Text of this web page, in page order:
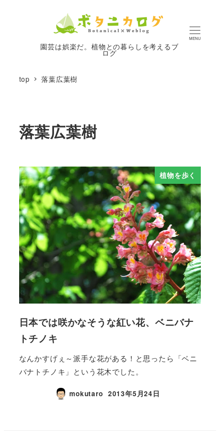
園芸は娯楽だ。植物との暮らしを考えるブ
ログ
MENU
top 落葉広葉樹
落葉広葉樹
植物を歩く
日本では咲かなそうな紅い花、ベニバナ
トチノキ
なんかすげぇ～派手な花がある！と思ったら「ベニ
バナトチノキ」という花木でした。
mokutaro 2013年5月24日